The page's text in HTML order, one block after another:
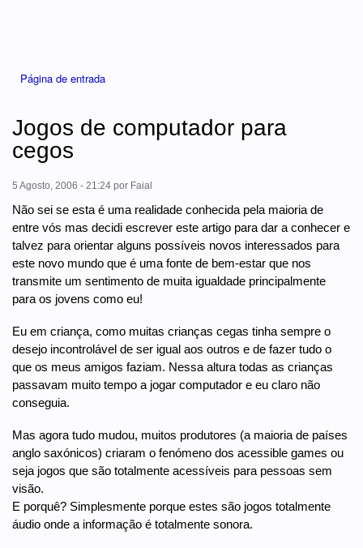
Página de entrada
Jogos de computador para
cegos
5 Agosto, 2006 - 21:24 por Faial
Não sei se esta é uma realidade conhecida pela maioria de
entre vós mas decidi escrever este artigo para dar a conhecer e
talvez para orientar alguns possíveis novos interessados para
este novo mundo que é uma fonte de bem-estar que nos
transmite um sentimento de muita igualdade principalmente
para os jovens como eu!
Eu em criança, como muitas crianças cegas tinha sempre o
desejo incontrolável de ser igual aos outros e de fazer tudo o
que os meus amigos faziam. Nessa altura todas as crianças
passavam muito tempo a jogar computador e eu claro não
conseguia.
Mas agora tudo mudou, muitos produtores (a maioria de países
anglo saxónicos) criaram o fenómeno dos acessible games ou
seja jogos que são totalmente acessíveis para pessoas sem
visão.
E porquê? Simplesmente porque estes são jogos totalmente
áudio onde a informação é totalmente sonora.